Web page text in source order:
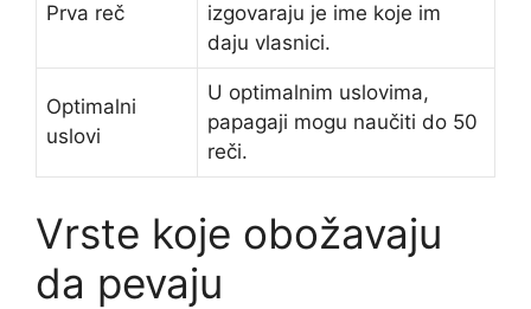
Prva reč
izgovaraju je ime koje im
daju vlasnici.
Optimalni
uslovi
U optimalnim uslovima,
papagaji mogu naučiti do 50
reči.
Vrste koje obožavaju
da pevaju